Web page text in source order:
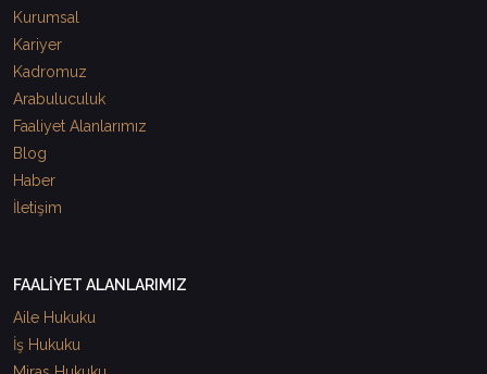
Kurumsal
Kariyer
Kadromuz
Arabuluculuk
Faaliyet Alanlarımız
Blog
Haber
İletişim
FAALİYET ALANLARIMIZ
Aile Hukuku
İş Hukuku